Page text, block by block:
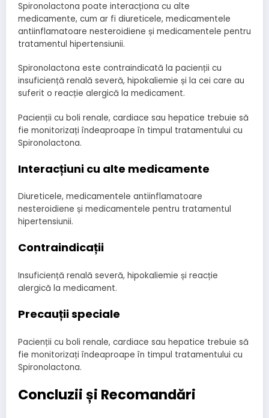
Spironolactona poate interacționa cu alte
medicamente, cum ar fi diureticele, medicamentele
antiinflamatoare nesteroidiene și medicamentele pentru
tratamentul hipertensiunii.
Spironolactona este contraindicată la pacienții cu
insuficiență renală severă, hipokaliemie și la cei care au
suferit o reacție alergică la medicament.
Pacienții cu boli renale, cardiace sau hepatice trebuie să
fie monitorizați îndeaproape în timpul tratamentului cu
Spironolactona.
Interacțiuni cu alte medicamente
Diureticele, medicamentele antiinflamatoare
nesteroidiene și medicamentele pentru tratamentul
hipertensiunii.
Contraindicații
Insuficiență renală severă, hipokaliemie și reacție
alergică la medicament.
Precauții speciale
Pacienții cu boli renale, cardiace sau hepatice trebuie să
fie monitorizați îndeaproape în timpul tratamentului cu
Spironolactona.
Concluzii și Recomandări